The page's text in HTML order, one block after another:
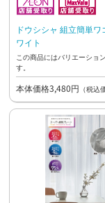
ドウシシャ 組立簡単ワ
ワイト
この商品にはバリエーショ
す。
本体価格3,480円 （税込